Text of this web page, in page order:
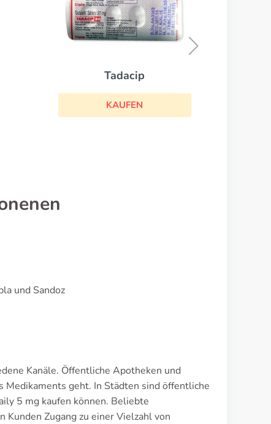
Cialis
und Sandoz
Kanäle. Öffentliche Apotheken und
Medikaments geht. In Städten sind öffentliche
5 mg kaufen können. Beliebte
Zugang zu einer Vielzahl von